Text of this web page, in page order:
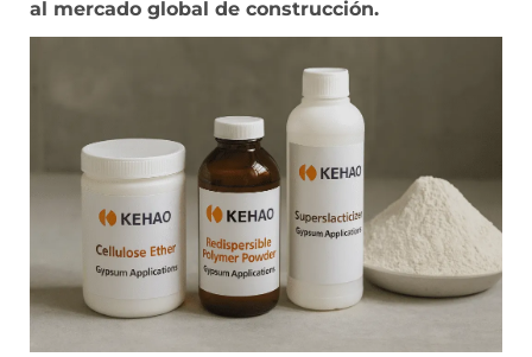
al mercado global de construcción.